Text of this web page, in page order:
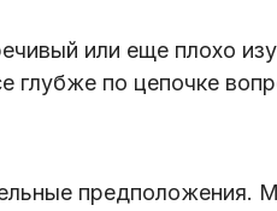
или еще плохо
глубже по цепочке
предположения.